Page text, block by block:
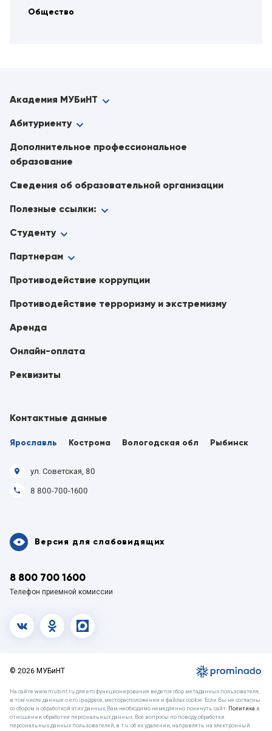
Общество
Академия МУБиНТ
Абитуриенту
Дополнительное профессиональное
образование
Сведения об образовательной организации
Полезные ссылки:
Версия для слабовидящих
8 800 700 1600
Телефон приемной комиссии
vk.com
Студенту
Партнерам
Противодействие коррупции
Противодействие терроризму и экстремизму
Аренда
Онлайн-оплата
Реквизиты
Контактные данные
Ярославль Кострома Вологодская обл Рыбинск
ул. Советская, 80
8 800-700-1600
© 2026 МУБиНТ
На сайте www.mubint.ru для его функционирования ведется сбор метаданных пользователя,
в том числе данные о его ip-адресе, месторасположении и файлах cookie. Если Вы не согласны
со сбором и обработкой этих данных, Вам необходимо немедленно покинуть сайт. Политика в
отношении обработки персональных данных. Все вопросы по поводу обработки
персональных данных пользователей, в т.ч. об их удалении, направлять на электронный